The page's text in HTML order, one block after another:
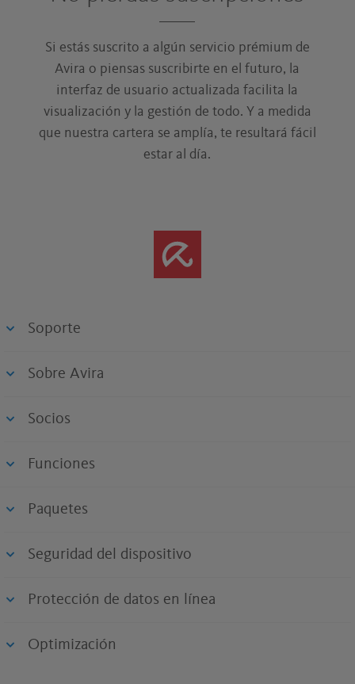
Si estás suscrito a algún servicio prémium de
Avira o piensas suscribirte en el futuro, la
interfaz de usuario actualizada facilita la
visualización y la gestión de todo. Y a medida
que nuestra cartera se amplía, te resultará fácil
estar al día.
Soporte
Sobre Avira
Socios
Funciones
Paquetes
Seguridad del dispositivo
Protección de datos en línea
Optimización